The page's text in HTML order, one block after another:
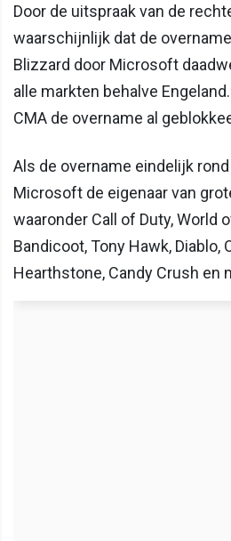
Door de uitspraak van de
waarschijnlijk dat de
Blizzard door Microsoft
alle markten behalve
CMA de overname al
Als de overname eindelijk
Microsoft de eigenaar van
waaronder Call of Duty, World
Bandicoot, Tony Hawk, Diablo,
Hearthstone, Candy Crush en